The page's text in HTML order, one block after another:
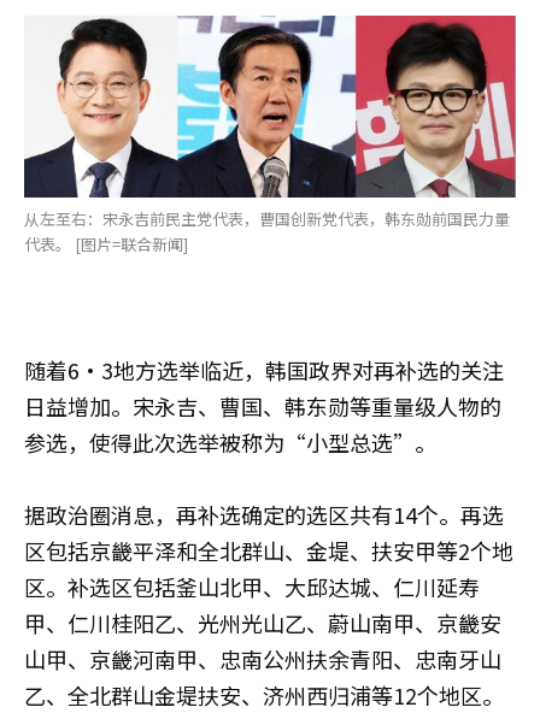
从左至右：宋永吉前民主党代表，曹国创新党代表，韩东勋前国民力量
代表。 [图片=联合新闻]
随着6·3地方选举临近，韩国政界对再补选的关注
日益增加。宋永吉、曹国、韩东勋等重量级人物的
参选，使得此次选举被称为“小型总选”。
据政治圈消息，再补选确定的选区共有14个。再选
区包括京畿平泽和全北群山、金堤、扶安甲等2个地
区。补选区包括釜山北甲、大邱达城、仁川延寿
甲、仁川桂阳乙、光州光山乙、蔚山南甲、京畿安
山甲、京畿河南甲、忠南公州扶余青阳、忠南牙山
乙、全北群山金堤扶安、济州西归浦等12个地区。